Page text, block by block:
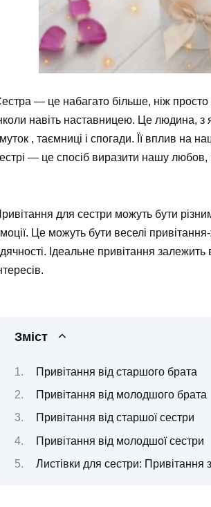
— це набагато більше, ніж
навіть наставницею. Це людина,
, таємниці і спогади. Її вплив на
— це спосіб виразити нашу любов,
для сестри можуть бути
Це можуть бути веселі
Ідеальне привітання залежить
Зміст
Привітання від старшого брата
Привітання від молодшого брата
Привітання від старшої сестри
Привітання від молодшої сестри
Листівки для сестри: Привітання